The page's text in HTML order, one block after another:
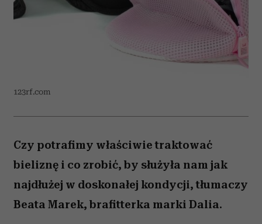
123rf.com
Czy potrafimy właściwie traktować
bieliznę i co zrobić, by służyła nam jak
najdłużej w doskonałej kondycji, tłumaczy
Beata Marek, brafitterka marki Dalia.